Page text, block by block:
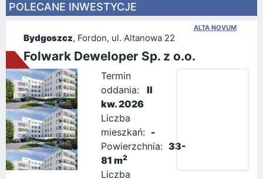
POLECANE INWESTYCJE
ALTA NOVUM
Bydgoszcz, Fordon, ul. Altanowa 22
Folwark Deweloper Sp. z o.o.
Termin
oddania:
II
kw. 2026
Liczba
mieszkań: -
Powierzchnia: 33-
81 m2
Liczba